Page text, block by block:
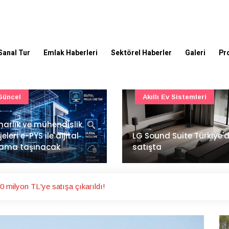
Tur Emlak Haberleri Sektörel Haberler Galeri
Suite Türkiye'de
Ev Sistemleri
İstanbul Havalimanı'nın
ana pistinde sona doğru
Ulaşım
milyon TL'ye satışa çıkarıldı!